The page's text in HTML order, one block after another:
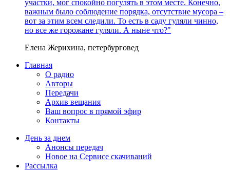
участки, мог спокойно погулять в этом месте. Конечно,
важным было соблюдение порядка, отсутствие мусора –
вот за этим всем следили. То есть в саду гуляли чинно,
но все же горожане гуляли. А ныне что?"
Елена Жерихина, петербурговед
Главная
О радио
Авторы
Передачи
Архив вещания
Ваш вопрос в прямой эфир
Контакты
День за днем
Анонсы передач
Новое на Сервисе скачиваний
Рассылка